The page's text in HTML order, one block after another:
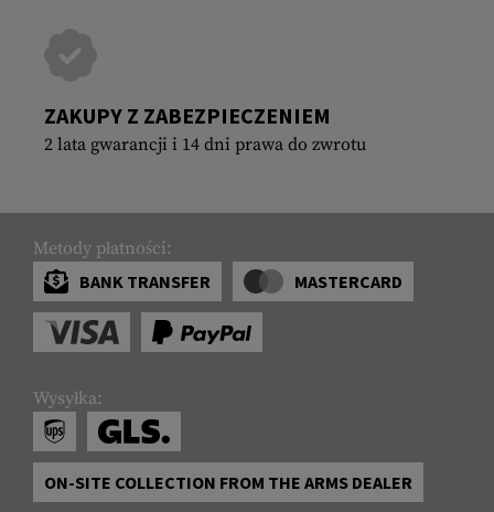
ZAKUPY Z ZABEZPIECZENIEM
2 lata gwarancji i 14 dni prawa do zwrotu
Metody płatności:
BANK TRANSFER
MASTERCARD
Wysyłka:
ON-SITE COLLECTION FROM THE ARMS DEALER